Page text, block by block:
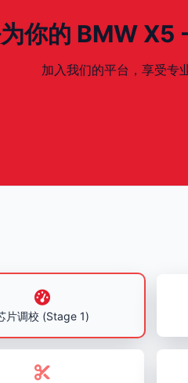
你的 BMW
加入我们的平台，享受
片调校 (Stage 1)